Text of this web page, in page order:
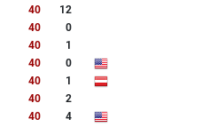
40
12
40
0
40
1
40
0
40
1
40
2
40
4